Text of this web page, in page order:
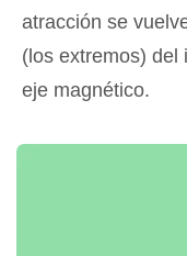
atracción se
(los extremos) del
eje magnético.